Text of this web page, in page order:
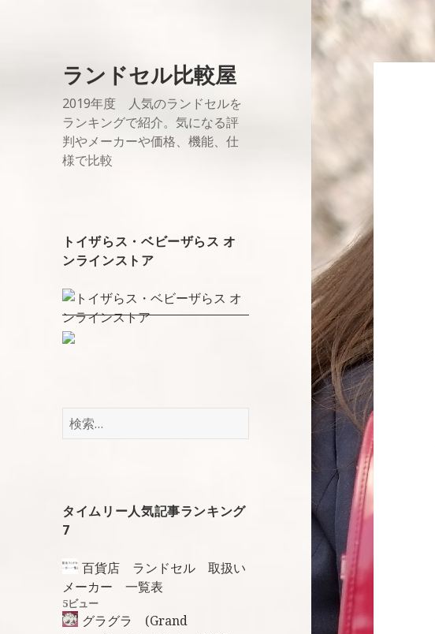
ランドセル比較屋
2019年度 人気のランドセルを
ランキングで紹介。気になる評
判やメーカーや価格、機能、仕
様で比較
トイザらス・ベビーザらス オ
ンラインストア
検
タイムリー人気記事ランキング
7
百貨店 ランドセル 取扱い
メーカー 一覧表
5ビュー
グラグラ (Grand